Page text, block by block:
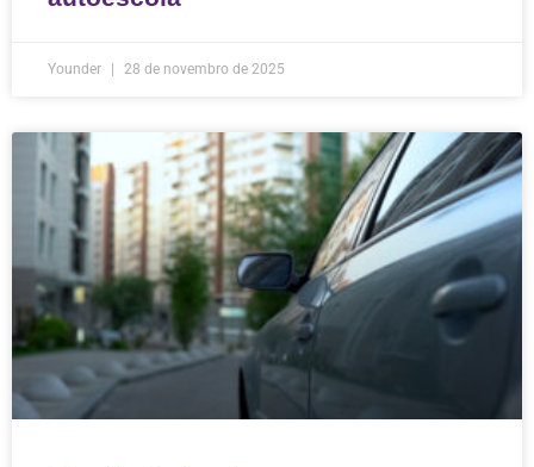
Younder 28 de novembro de 2025